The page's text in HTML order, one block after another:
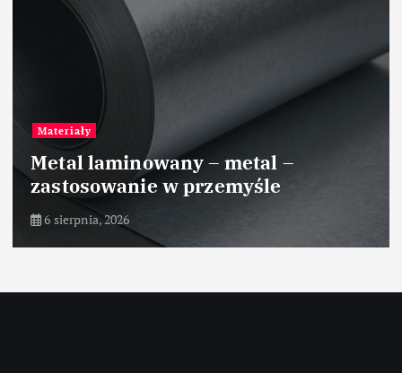
Materiały
Metal laminowany – metal –
zastosowanie w przemyśle
6 sierpnia, 2026